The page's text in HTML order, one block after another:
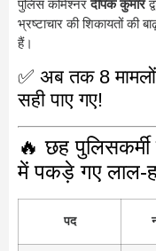
पुलिस कमिश्नरदीपक कुमार
भ्रष्टाचार की शिकायतों की
हैं।
✅ अब तक 8
सही पाए गए!
🔥 छह
में पकड़े गए लाल-
पद